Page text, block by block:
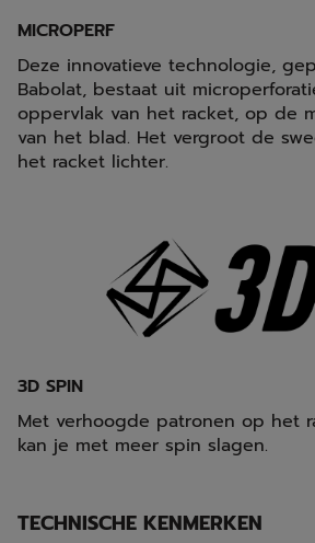
MICROPERF
Deze innovatieve technologie,
Babolat, bestaat uit
oppervlak van het racket, op de
van het blad. Het vergroot de
het racket lichter.
3D SPIN
Met verhoogde patronen op het
kan je met meer spin slagen.
TECHNISCHE KENMERKEN